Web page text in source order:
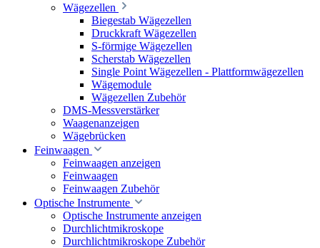
Wägezellen
Biegestab Wägezellen
Druckkraft Wägezellen
S-förmige Wägezellen
Scherstab Wägezellen
Single Point Wägezellen - Plattformwägezellen
Wägemodule
Wägezellen Zubehör
DMS-Messverstärker
Waagenanzeigen
Wägebrücken
Feinwaagen
Feinwaagen anzeigen
Feinwaagen
Feinwaagen Zubehör
Optische Instrumente
Optische Instrumente anzeigen
Durchlichtmikroskope
Durchlichtmikroskope Zubehör